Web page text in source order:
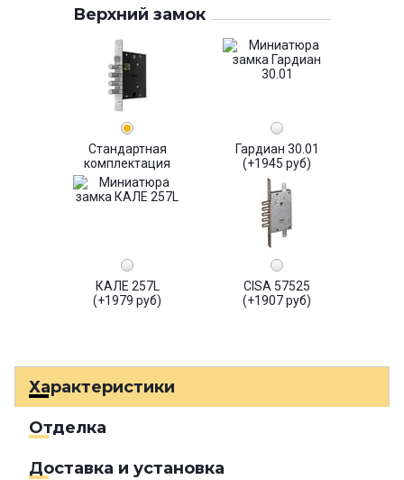
Верхний замок
Стандартная
комплектация
Гардиан 30.01
(+1945 руб)
КАЛЕ 257L
(+1979 руб)
CISA 57525
(+1907 руб)
Характеристики
Отделка
Доставка и установка